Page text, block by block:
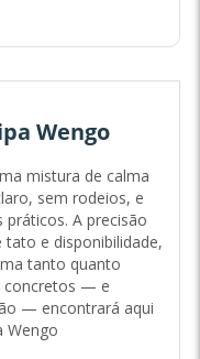
Wengo
mistura de calma
sem rodeios, e
A precisão
tato e disponibilidade,
tanto quanto
concretos — e
— encontrará aqui
Wengo